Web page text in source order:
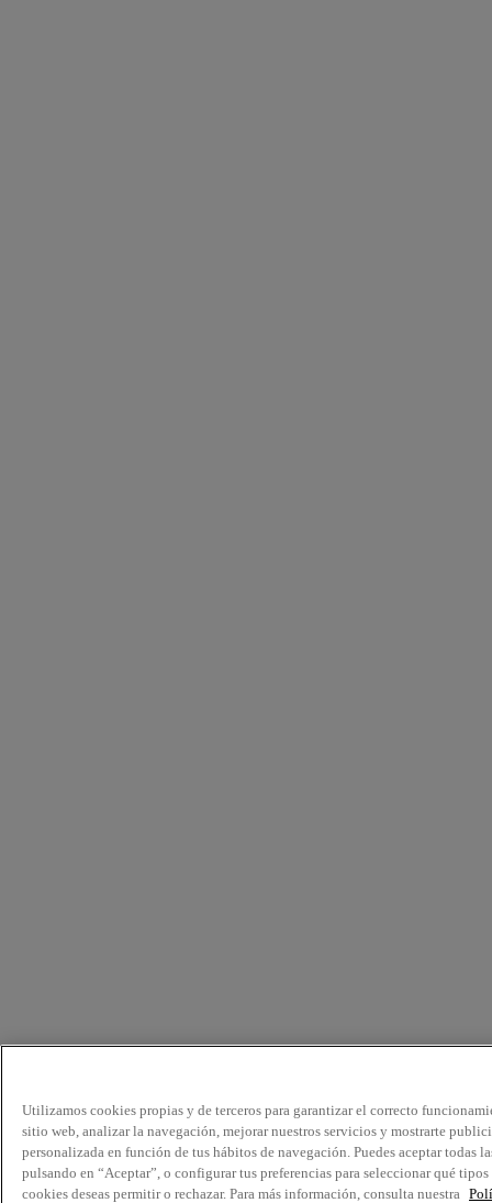
Utilizamos cookies propias y de terceros para garantizar el correcto
sitio web, analizar la navegación, mejorar nuestros servicios y mostrarte
personalizada en función de tus hábitos de navegación. Puedes aceptar todas
pulsando en “Aceptar”, o configurar tus preferencias para seleccionar qué tipos
cookies deseas permitir o rechazar. Para más información, consulta nuestra